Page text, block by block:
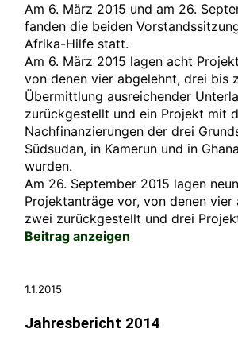
Am 6. März 2015 und am 26.
fanden die beiden
Afrika-Hilfe statt.
Am 6. März 2015 lagen acht
von denen vier abgelehnt, drei bis
Übermittlung ausreichender
zurückgestellt und ein Projekt mit
Nachfinanzierungen der drei
Südsudan, in Kamerun und in
wurden.
Am 26. September 2015 lagen neun
Projektanträge vor, von denen vier
zwei zurückgestellt und drei
Beitrag anzeigen
1.1.2015
Jahresbericht 2014